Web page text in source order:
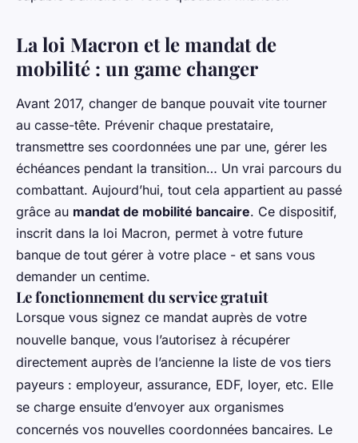
La loi Macron et le mandat de
mobilité : un game changer
Avant 2017, changer de banque pouvait vite tourner
au casse-tête. Prévenir chaque prestataire,
transmettre ses coordonnées une par une, gérer les
échéances pendant la transition… Un vrai parcours du
combattant. Aujourd’hui, tout cela appartient au passé
grâce au mandat de mobilité bancaire. Ce dispositif,
inscrit dans la loi Macron, permet à votre future
banque de tout gérer à votre place - et sans vous
demander un centime.
Le fonctionnement du service gratuit
Lorsque vous signez ce mandat auprès de votre
nouvelle banque, vous l’autorisez à récupérer
directement auprès de l’ancienne la liste de vos tiers
payeurs : employeur, assurance, EDF, loyer, etc. Elle
se charge ensuite d’envoyer aux organismes
concernés vos nouvelles coordonnées bancaires. Le